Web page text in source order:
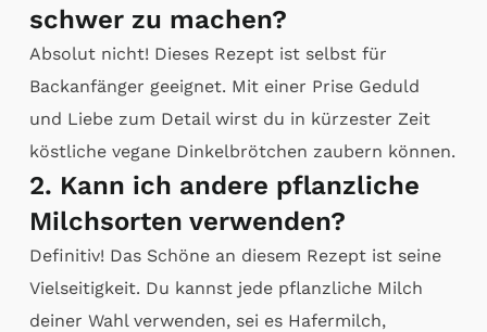
schwer zu machen?
Absolut nicht! Dieses Rezept ist selbst für
Backanfänger geeignet. Mit einer Prise Geduld
und Liebe zum Detail wirst du in kürzester Zeit
köstliche vegane Dinkelbrötchen zaubern können.
2. Kann ich andere pflanzliche
Milchsorten verwenden?
Definitiv! Das Schöne an diesem Rezept ist seine
Vielseitigkeit. Du kannst jede pflanzliche Milch
deiner Wahl verwenden, sei es Hafermilch,